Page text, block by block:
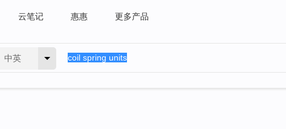
云笔记 惠惠 更多产品
中英